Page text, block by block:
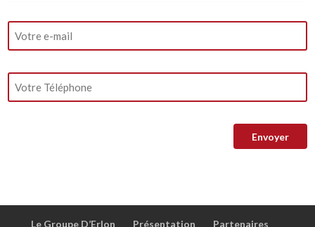
Le Groupe D’Erlon Présentation
Partenaires